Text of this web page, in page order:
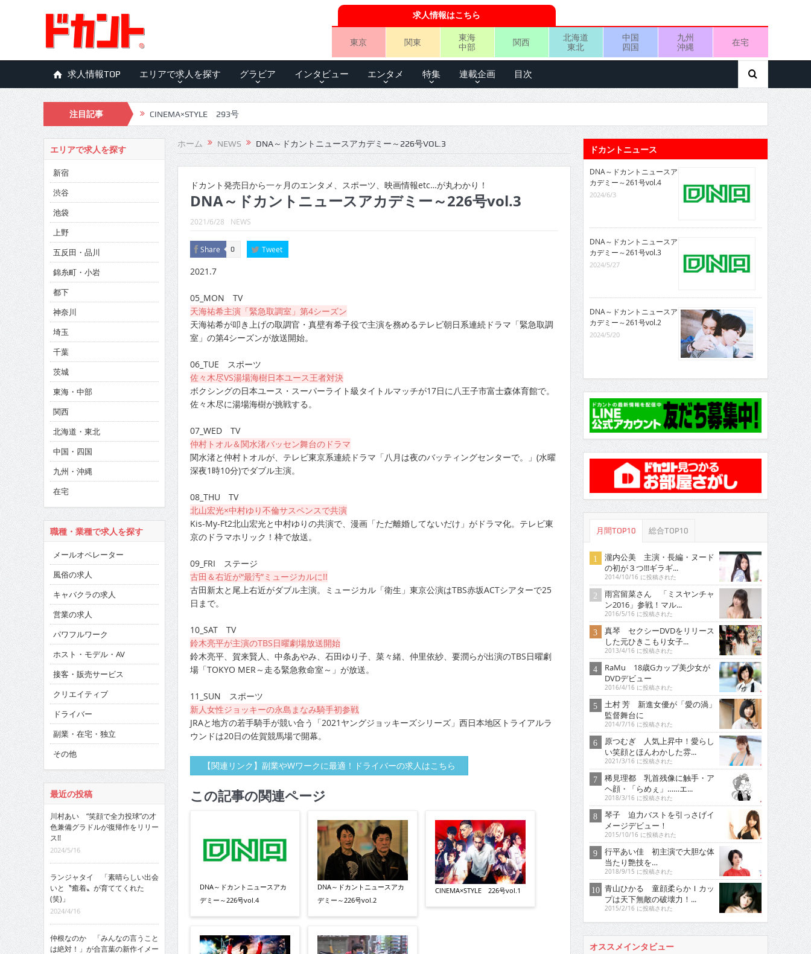
求人情報はこちら
東京 関東
東海
中部
関西
北海道
東北
中国
四国
九州
沖縄
在宅
求人情報TOP エリアで求人を探す グラビア インタビュー エンタメ 特集 連載企画 目次
注目記事 CINEMA×STYLE 293号
CINEMA×STYLE 292号
CINEMA×STYLE 291号
CINEMA×STYLE 290号
CINEMA×STYLE 289号
CINEMA×STYLE 288号
CINEMA×STYLE 287号
CINEMA×STYLE 286号
CINEMA×STYLE 285号
CINEMA×STYLE 294号
ホーム NEWS DNA～ドカントニュースアカデミー～226号VOL.3
ドカント発売日から一ヶ月のエンタメ、スポーツ、映画情報etc…が丸わかり！
DNA～ドカントニュースアカデミー～226号vol.3
2021/6/28 NEWS
Share 0 Tweet
2021.7
05_MON TV
天海祐希主演「緊急取調室」第4シーズン
天海祐希が叩き上げの取調官・真壁有希子役で主演を務めるテレビ朝日系連続ドラマ「緊急取調
室」の第4シーズンが放送開始。
06_TUE スポーツ
佐々木尽VS湯場海樹日本ユース王者対決
ボクシングの日本ユース・スーパーライト級タイトルマッチが17日に八王子市富士森体育館で。
佐々木尽に湯場海樹が挑戦する。
07_WED TV
仲村トオル＆関水渚バッセン舞台のドラマ
関水渚と仲村トオルが、テレビ東京系連続ドラマ「八月は夜のバッティングセンターで。」(水曜
深夜1時10分)でダブル主演。
08_THU TV
北山宏光×中村ゆり不倫サスペンスで共演
Kis-My-Ft2北山宏光と中村ゆりの共演で、漫画「ただ離婚してないだけ」がドラマ化。テレビ東
京のドラマホリック！枠で放送。
09_FRI ステージ
古田＆右近が“最汚”ミュージカルに!!
古田新太と尾上右近がダブル主演。ミュージカル「衛生」東京公演はTBS赤坂ACTシアターで25
日まで。
10_SAT TV
鈴木亮平が主演のTBS日曜劇場放送開始
鈴木亮平、賀来賢人、中条あやみ、石田ゆり子、菜々緒、仲里依紗、要潤らが出演のTBS日曜劇
場「TOKYO MER～走る緊急救命室～」が放送。
11_SUN スポーツ
新人女性ジョッキーの永島まなみ騎手初参戦
JRAと地方の若手騎手が競い合う「2021ヤングジョッキーズシリーズ」西日本地区トライアルラ
ウンドは20日の佐賀競馬場で開幕。
【関連リンク】副業やWワークに最適！ドライバーの求人はこちら
この記事の関連ページ
DNA～ドカントニュースアカ
デミー～226号vol.4
DNA～ドカントニュースアカ
デミー～226号vol.2
CINEMA×STYLE 226号vol.1
エリアで求人を探す
新宿
渋谷
池袋
上野
五反田・品川
錦糸町・小岩
都下
神奈川
埼玉
千葉
茨城
東海・中部
関西
北海道・東北
中国・四国
九州・沖縄
在宅
職種・業種で求人を探す
メールオペレーター
風俗の求人
キャバクラの求人
営業の求人
パワフルワーク
ホスト・モデル・AV
接客・販売サービス
クリエイティブ
ドライバー
副業・在宅・独立
その他
最近の投稿
川村あい “笑顔で全力投球”の才
色兼備グラドルが復帰作をリリー
ス!!
2024/5/16
ランジャタイ 「素晴らしい出会
いと〝癒着〟が育ててくれた
(笑)」
2024/4/16
仲根なのか 「みんなの言うこと
は絶対！」が合言葉の新作イメー
ドカントニュース
DNA～ドカントニュースア
カデミー～261号vol.4
2024/6/3
DNA～ドカントニュースア
カデミー～261号vol.3
2024/5/27
DNA～ドカントニュースア
カデミー～261号vol.2
2024/5/20
月間TOP10 総合TOP10
瀧内公美 主演・長編・ヌード
の初が３つ!!!ギラギ...
2014/10/16 に投稿された
雨宮留菜さん 「ミスヤンチャ
ン2016」参戦！マル...
2016/5/16 に投稿された
真琴 セクシーDVDをリリース
した元ひきこもり女子...
2013/4/16 に投稿された
RaMu 18歳Gカップ美少女が
DVDデビュー
2016/4/16 に投稿された
土村 芳 新進女優が「愛の渦」
監督舞台に
2014/7/16 に投稿された
原つむぎ 人気上昇中！愛らし
い笑顔とほんわかした雰...
2021/3/16 に投稿された
稀見理都 乳首残像に触手・ア
ヘ顔・「らめぇ」……エ...
2018/3/16 に投稿された
琴子 迫力バストを引っさげイ
メージデビュー！
2015/10/16 に投稿された
行平あい佳 初主演で大胆な体
当たり艶技を…
2018/9/15 に投稿された
青山ひかる 童顔柔らかＩカッ
プは天下無敵の破壊力！...
2015/2/16 に投稿された
オススメインタビュー